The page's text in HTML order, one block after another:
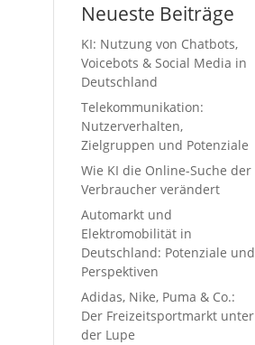
Neueste Beiträge
KI: Nutzung von Chatbots,
Voicebots & Social Media in
Deutschland
Telekommunikation:
Nutzerverhalten,
Zielgruppen und Potenziale
Wie KI die Online-Suche der
Verbraucher verändert
Automarkt und
Elektromobilität in
Deutschland: Potenziale und
Perspektiven
Adidas, Nike, Puma & Co.:
Der Freizeitsportmarkt unter
der Lupe